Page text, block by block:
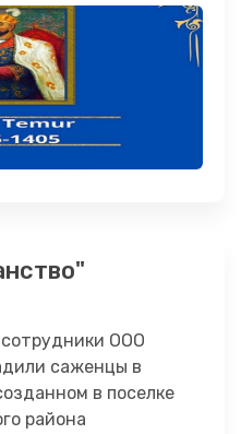
ООО
саженцы в
в поселке
района